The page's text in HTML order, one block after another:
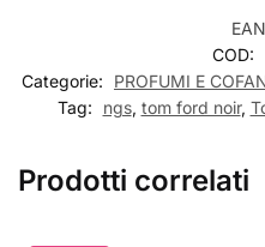
COD:
Categorie:
PROFUMI E
Tag:
ngs, tom ford noir,
Prodotti correlati